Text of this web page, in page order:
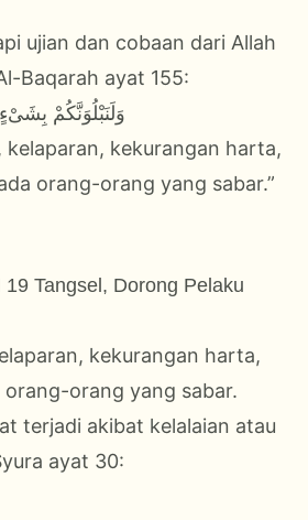
ujian dan cobaan dari Allah
Baqarah ayat 155:
وَلَنَبْلُوَنَّكُمْ
kekurangan harta,
orang-orang yang sabar.”
Tangsel, Dorong Pelaku
kekurangan harta,
orang yang sabar.
terjadi akibat kelalaian atau
ayat 30: